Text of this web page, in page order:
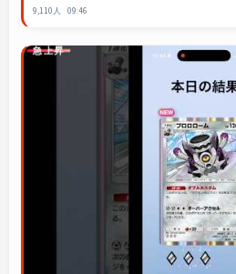
9,110人 09:46
急上昇